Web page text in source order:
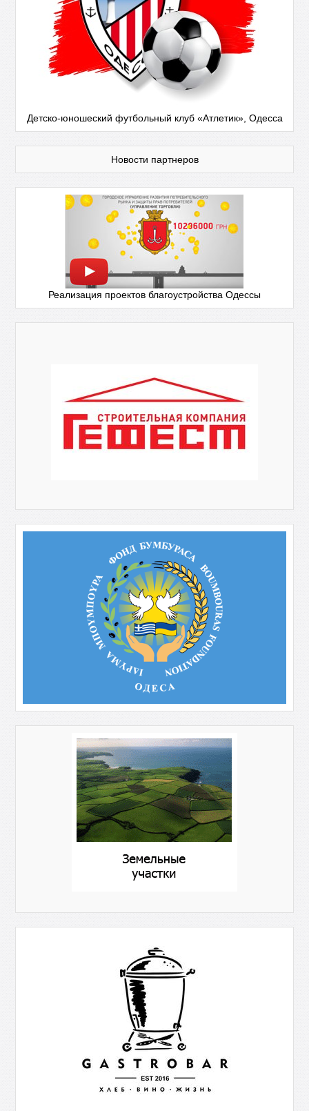
Детско-юношеский футбольный клуб «Атлетик», Одесса
Новости партнеров
Реализация проектов благоустройства Одессы